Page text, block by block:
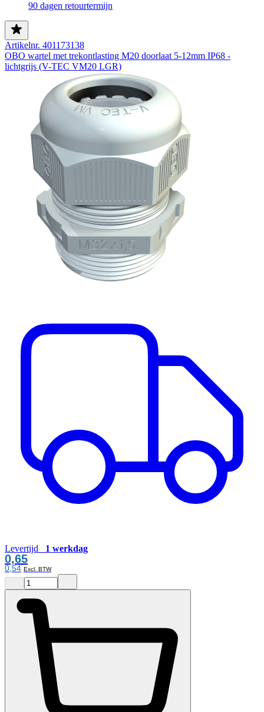
90 dagen retourtermijn
Artikelnr. 401173138
OBO wartel met trekontlasting M20 doorlaat 5-12mm IP68 -
lichtgrijs (V-TEC VM20 LGR)
Levertijd 1 werkdag
0,65
0,54